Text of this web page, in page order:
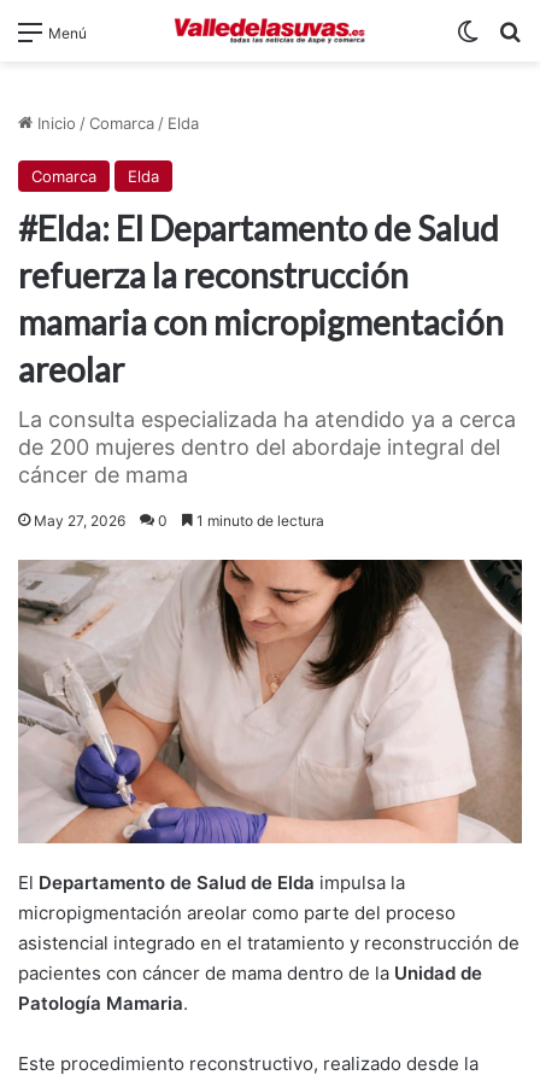
Menú
Inicio /Comarca / Elda
Comarca Elda
#Elda: El Departamento de Salud
refuerza la reconstrucción
mamaria con micropigmentación
areolar
La consulta especializada ha atendido ya a cerca
de 200 mujeres dentro del abordaje integral del
cáncer de mama
May 27, 2026 0 1 minuto de lectura
El Departamento de Salud de Elda impulsa la
micropigmentación areolar como parte del proceso
asistencial integrado en el tratamiento y reconstrucción de
pacientes con cáncer de mama dentro de la Unidad de
Patología Mamaria.
Este procedimiento reconstructivo, realizado desde la